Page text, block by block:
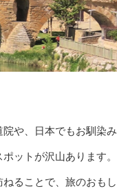
や、日本でもお馴染み
ットが沢山あります。
ることで、旅のおもし